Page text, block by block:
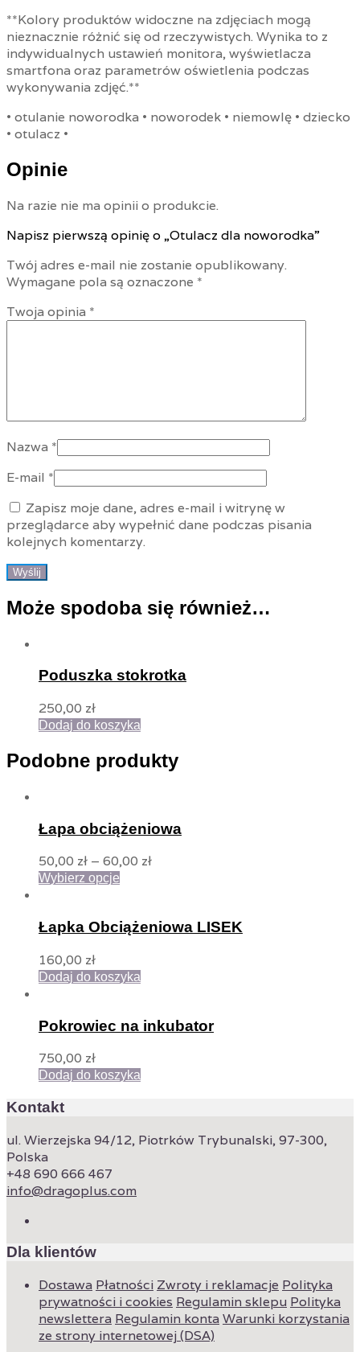
**Kolory produktów widoczne na zdjęciach mogą
nieznacznie różnić się od rzeczywistych. Wynika to z
indywidualnych ustawień monitora, wyświetlacza
smartfona oraz parametrów oświetlenia podczas
wykonywania zdjęć.**
• otulanie noworodka • noworodek • niemowlę • dziecko
• otulacz •
Opinie
Na razie nie ma opinii o produkcie.
Napisz pierwszą opinię o „Otulacz dla noworodka”
Twój adres e-mail nie zostanie opublikowany.
Wymagane pola są oznaczone *
Twoja opinia *
Nazwa *
E-mail *
Zapisz moje dane, adres e-mail i witrynę w
przeglądarce aby wypełnić dane podczas pisania
kolejnych komentarzy.
Może spodoba się również…
Poduszka stokrotka
250,00 zł
Dodaj do koszyka
Podobne produkty
Łapa obciążeniowa
50,00 zł – 60,00 zł
Wybierz opcje
Łapka Obciążeniowa LISEK
160,00 zł
Dodaj do koszyka
Pokrowiec na inkubator
750,00 zł
Dodaj do koszyka
Kontakt
ul. Wierzejska 94/12, Piotrków Trybunalski, 97-300,
Polska
+48 690 666 467
info@dragoplus.com
Dla klientów
Dostawa Płatności Zwroty i reklamacje Polityka
prywatności i cookies Regulamin sklepu Polityka
newslettera Regulamin konta Warunki korzystania
ze strony internetowej (DSA)